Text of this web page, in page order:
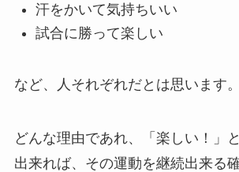
汗をかいて気持ちいい
試合に勝って楽しい
など、人それぞれだとは思います。
どんな理由であれ、「楽しい！」
出来れば、その運動を継続出来る